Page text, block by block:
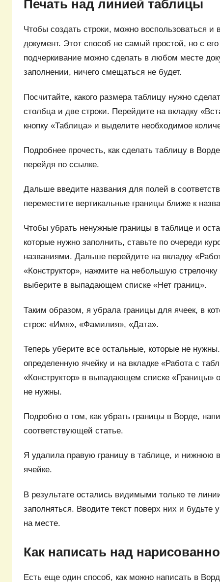
Печать над линией таблицы
Чтобы создать строки, можно воспользоваться и
документ. Этот способ не самый простой, но с
подчеркивание можно сделать в любом месте
заполнении, ничего смещаться не будет.
Посчитайте, какого размера таблицу нужно
столбца и две строки. Перейдите на вкладку
кнопку «Таблица» и выделите необходимое
Подробнее прочесть, как сделать таблицу в
перейдя по ссылке.
Дальше введите названия для полей в
переместите вертикальные границы ближе к
Чтобы убрать ненужные границы в таблице и
которые нужно заполнить, ставьте по очереди
названиями. Дальше перейдите на вкладку
«Конструктор», нажмите на небольшую
выберите в выпадающем списке «Нет границ».
Таким образом, я убрала границы для ячеек, в
строк: «Имя», «Фамилия», «Дата».
Теперь уберите все остальные, которые не
определенную ячейку и на вкладке «Работа с
«Конструктор» в выпадающем списке «Границы»
не нужны.
Подробно о том, как убрать границы в Ворде,
соответствующей статье.
Я удалила правую границу в таблице, и нижнюю
ячейке.
В результате остались видимыми только те
заполняться. Вводите текст поверх них и будьте
на месте.
Как написать над
Есть еще один способ, как можно написать в